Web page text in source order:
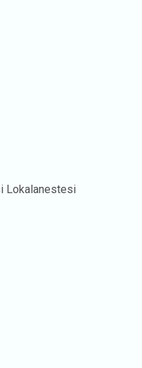
Lokalanestesi